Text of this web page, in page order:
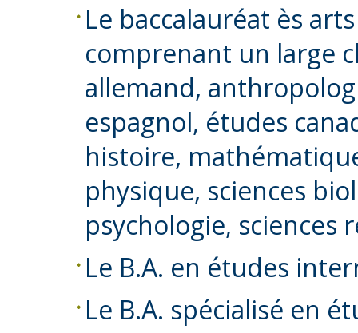
Le baccalauréat ès
comprenant un large
allemand,
espagnol, études
histoire,
physique, sciences
psychologie, sciences
Le B.A. en études
Le B.A. spécialisé en